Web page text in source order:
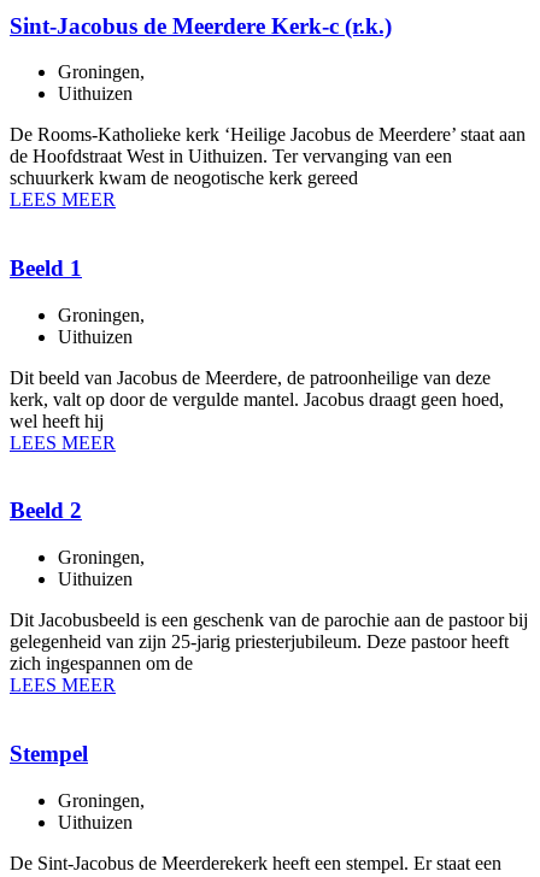
Sint-Jacobus de Meerdere Kerk-c (r.k.)
Groningen,
Uithuizen
De Rooms-Katholieke kerk ‘Heilige Jacobus de Meerdere’ staat aan
de Hoofdstraat West in Uithuizen. Ter vervanging van een
schuurkerk kwam de neogotische kerk gereed
LEES MEER
Beeld 1
Groningen,
Uithuizen
Dit beeld van Jacobus de Meerdere, de patroonheilige van deze
kerk, valt op door de vergulde mantel. Jacobus draagt geen hoed,
wel heeft hij
LEES MEER
Beeld 2
Groningen,
Uithuizen
Dit Jacobusbeeld is een geschenk van de parochie aan de pastoor bij
gelegenheid van zijn 25-jarig priesterjubileum. Deze pastoor heeft
zich ingespannen om de
LEES MEER
Stempel
Groningen,
Uithuizen
De Sint-Jacobus de Meerderekerk heeft een stempel. Er staat een